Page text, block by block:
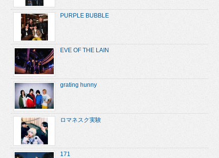
PURPLE BUBBLE
EVE OF THE LAIN
grating hunny
ロマネスク実験
171